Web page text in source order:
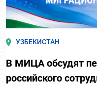
УЗБЕКИСТАН
В МИЦА обсудят
российского